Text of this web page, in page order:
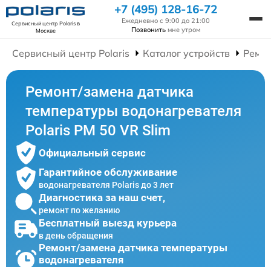
Сервисный центр Polarisв
Москве
+7 (495) 128-16-72
Ежедневно с 9:00 до 21:00
Позвонить мне утром
Сервисный центр Polaris Каталог устройств
Ремонт/замена датчика
температуры водонагревателя
Polaris PM 50 VR Slim
Официальный сервис
Гарантийное обслуживание
водонагревателя Polaris до 3 лет
Диагностика за наш счет,
ремонт по желанию
Бесплатный выезд курьера
в день обращения
Ремонт/замена датчика температуры
водонагревателя